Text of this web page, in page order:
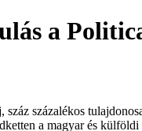
a
száz százalékos
a magyar és